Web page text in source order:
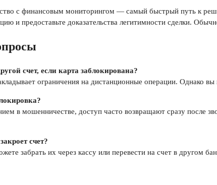
с финансовым мониторингом — самый быстрый путь к
и предоставьте доказательства легитимности сделки.
счет, если карта заблокирована?
ограничения на дистанционные операции. Однако
в мошенничестве, доступ часто возвращают сразу после
счет?
забрать их через кассу или перевести на счет в другом